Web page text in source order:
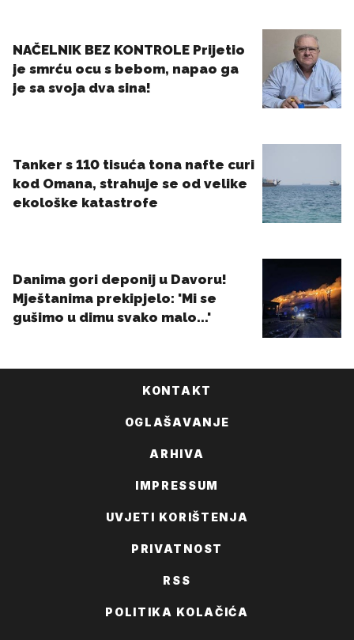
KONTAKT
OGLAŠAVANJE
ARHIVA
IMPRESSUM
UVJETI KORIŠTENJA
PRIVATNOST
RSS
POLITIKA KOLAČIĆA